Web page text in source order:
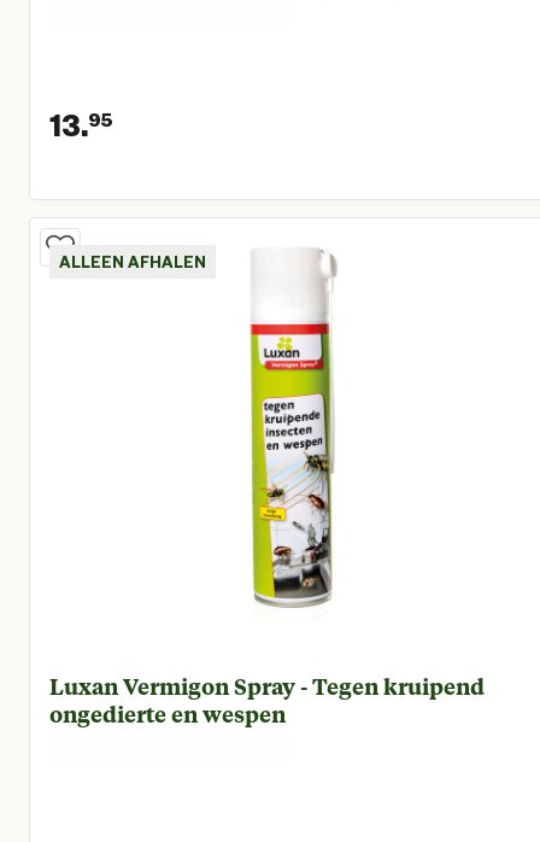
13.95
Huidige prijs € 13,95
ALLEEN AFHALEN
Luxan Vermigon Spray - Tegen kruipend
ongedierte en wespen